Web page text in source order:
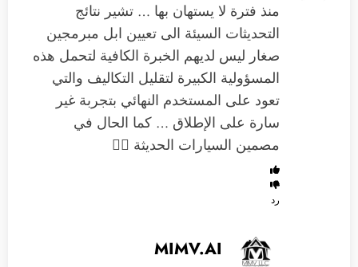
منذ فترة لا يستهان بها … تشير نتائج
التحديثات السيئة الى تعيين ابل مبرمجين
صغار ليس لديهم الخبرة الكافية لتحمل هذه
المسؤولية الكبيرة لتقليل التكاليف والتي
تعود على المستخدم النهائي بتجربة غير
سارة على الإطلاق … كما الحال في
مصمين السيارات الحديثة 👎🏻
رد
MIMV.AI